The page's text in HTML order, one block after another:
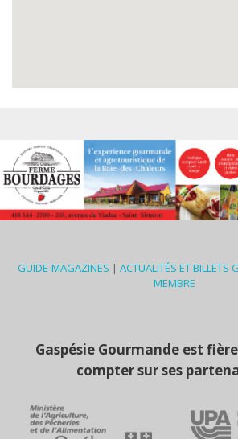
GUIDE-MAGAZINES | ACTUALITÉS ET BILLETS
MEMBRE
Gaspésie Gourmande est
compter sur ses